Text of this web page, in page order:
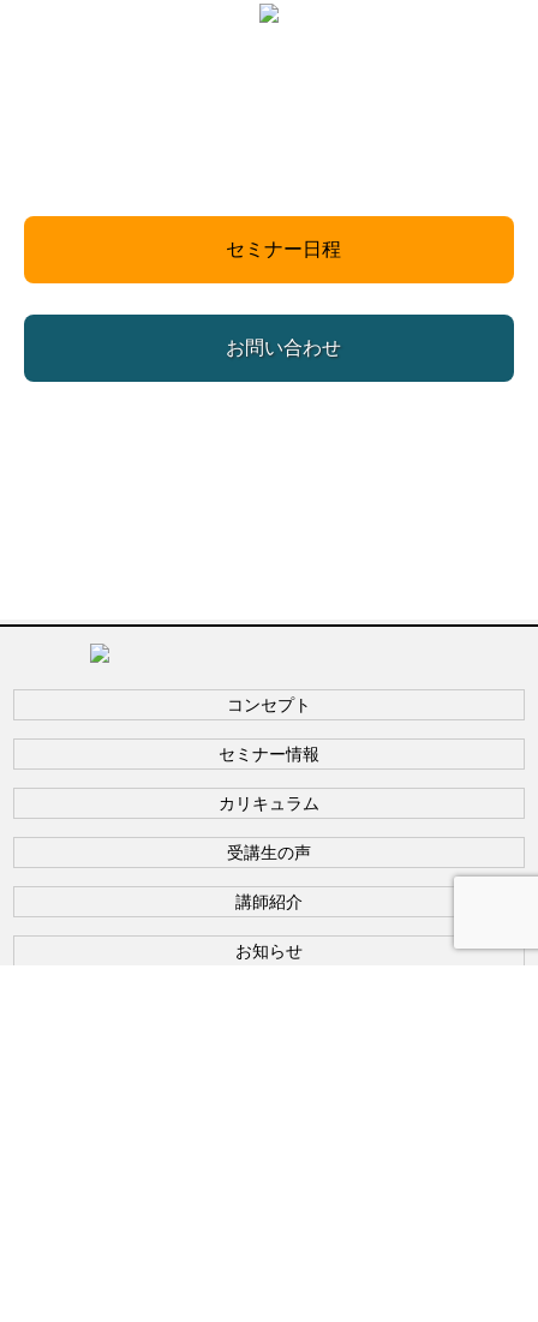
セミナー日程
お問い合わせ
コンセプト
セミナー情報
カリキュラム
受講生の声
講師紹介
お知らせ